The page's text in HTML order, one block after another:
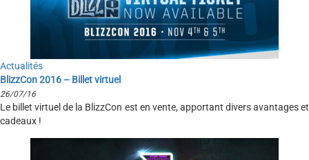
Actualités
BlizzCon 2016 – Billet virtuel
26/07/16
Le billet virtuel de la BlizzCon est en vente, apportant divers avantages et
cadeaux !